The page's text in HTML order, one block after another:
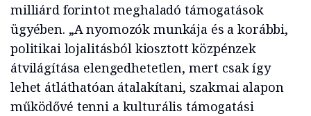
milliárd forintot meghaladó támogatások
ügyében. „A nyomozók munkája és a korábbi,
politikai lojalitásból kiosztott közpénzek
átvilágítása elengedhetetlen, mert csak így
lehet átláthatóan átalakítani, szakmai alapon
működővé tenni a kulturális támogatási